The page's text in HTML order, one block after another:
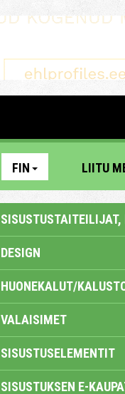
FIN LIITU
SISUSTUSTAITEILIJAT,
DESIGN
HUONEKALUT/
VALAISIMET
SISUSTUSELEMENTIT
SISUSTUKSEN E-